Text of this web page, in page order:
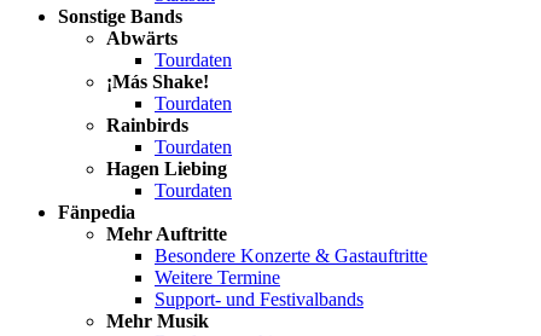
Sonstige Bands
Abwärts
Tourdaten
¡Más Shake!
Tourdaten
Rainbirds
Tourdaten
Hagen Liebing
Tourdaten
Fänpedia
Mehr Auftritte
Besondere Konzerte & Gastauftritte
Weitere Termine
Support- und Festivalbands
Mehr Musik